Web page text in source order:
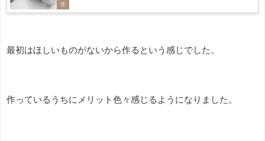
住
最初はほしいものがないから作るという感じでした。
作っているうちにメリット色々感じるようになりました。